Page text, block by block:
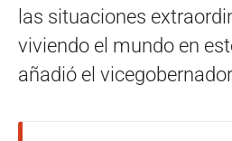
las situaciones
viviendo el mundo en
añadió el